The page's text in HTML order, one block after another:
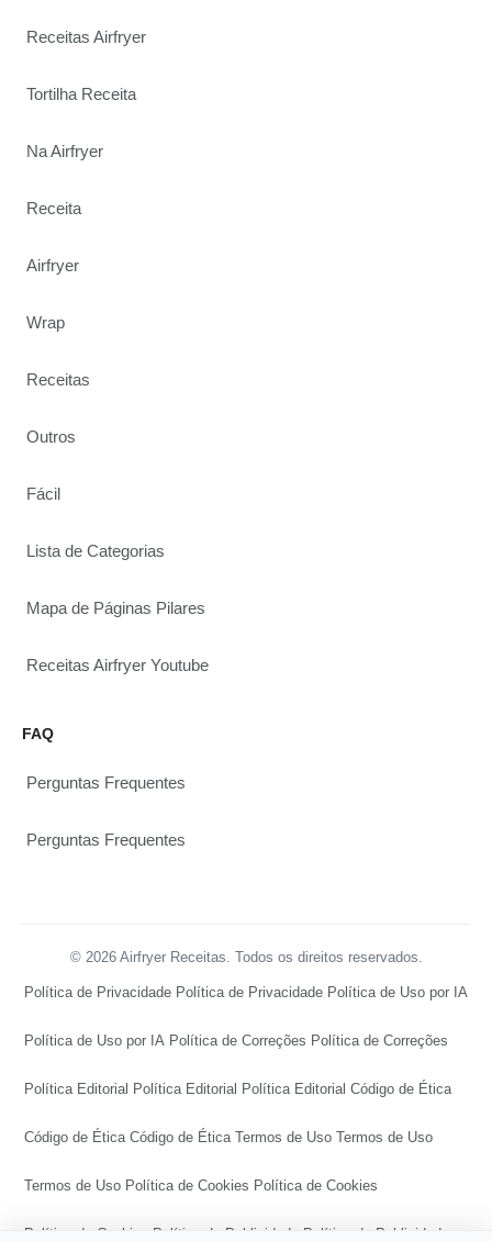
Receitas Airfryer
Tortilha Receita
Na Airfryer
Receita
Airfryer
Wrap
Receitas
Outros
Fácil
Lista de Categorias
Mapa de Páginas Pilares
Receitas Airfryer Youtube
FAQ
Perguntas Frequentes
Perguntas Frequentes
© 2026 Airfryer Receitas. Todos os direitos reservados.
Política de Privacidade Política de Privacidade Política de Uso por IA
Política de Uso por IA Política de Correções Política de Correções
Política Editorial Política Editorial Política Editorial Código de Ética
Código de Ética Código de Ética Termos de Uso Termos de Uso
Termos de Uso Política de Cookies Política de Cookies
Política de Cookies Política de Publicidade Política de Publicidade